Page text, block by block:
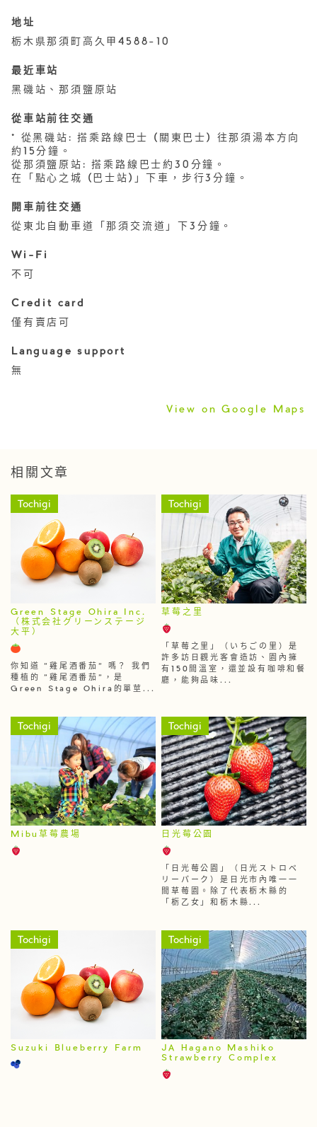
地址
栃木県那須町高久甲4588-10
最近車站
黑磯站、那須鹽原站
從車站前往交通
* 從黑磯站: 搭乘路線巴士 (關東巴士) 往那須湯本方向
約15分鐘。
從那須鹽原站: 搭乘路線巴士約30分鐘。
在「點心之城 (巴士站)」下車，步行3分鐘。
開車前往交通
從東北自動車道「那須交流道」下3分鐘。
Wi-Fi
不可
Credit card
僅有賣店可
Language support
無
View on Google Maps
相關文章
Tochigi
Green Stage Ohira Inc.
（株式会社グリーンステージ
大平）
你知道 "雞尾酒番茄" 嗎？ 我們
種植的 "雞尾酒番茄"，是
Green Stage Ohira的單莖...
Tochigi
草莓之里
「草莓之里」（いちごの里）是
許多訪日觀光客會造訪、園內擁
有150間溫室，還並設有咖啡和餐
廳，能夠品味...
Tochigi
Mibu草莓農場
Tochigi
日光莓公園
「日光莓公園」（日光ストロベ
リーパーク）是日光市內唯一一
間草莓園。除了代表栃木縣的
「栃乙女」和栃木縣...
Tochigi
Suzuki Blueberry Farm
Tochigi
JA Hagano Mashiko
Strawberry Complex